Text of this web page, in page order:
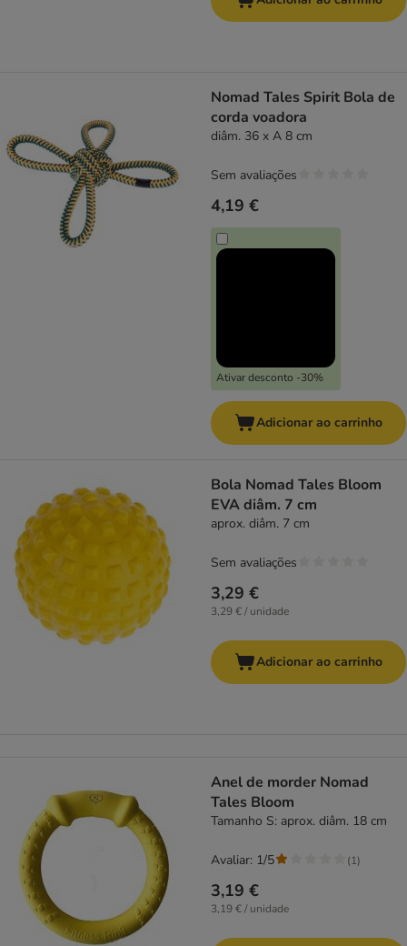
Nomad Tales Spirit Bola de
corda voadora
diâm. 36 x A 8 cm
4,19 €
Ativar desconto -30%
Sem avaliações
Adicionar ao carrinho
Bola Nomad Tales Bloom
EVA diâm. 7 cm
aprox. diâm. 7 cm
3,29 €
3,29 € / unidade
Sem avaliações
Adicionar ao carrinho
Anel de morder Nomad
Tales Bloom
Tamanho S: aprox. diâm. 18 cm
3,19 €
3,19 € / unidade
Avaliar: 1/5 (1)